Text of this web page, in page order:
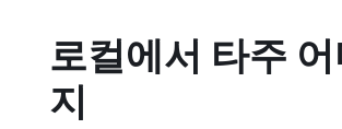
로컬에서 타주
지